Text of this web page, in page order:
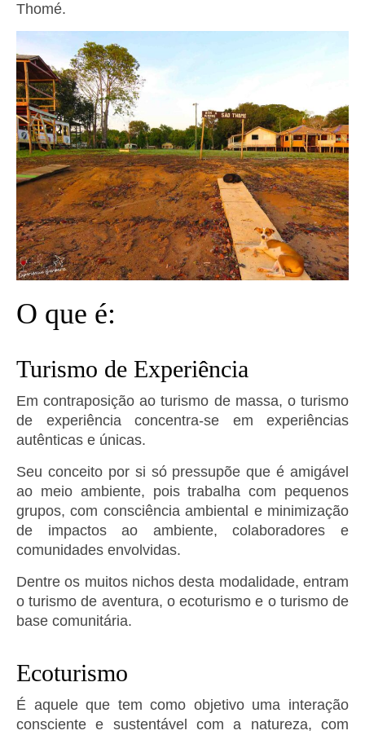
Thomé.
O que é:
Turismo de Experiência
Em contraposição ao turismo de massa, o turismo
de experiência concentra-se em experiências
autênticas e únicas.
Seu conceito por si só pressupõe que é amigável
ao meio ambiente, pois trabalha com pequenos
grupos, com consciência ambiental e minimização
de impactos ao ambiente, colaboradores e
comunidades envolvidas.
Dentre os muitos nichos desta modalidade, entram
o turismo de aventura, o ecoturismo e o turismo de
base comunitária.
Ecoturismo
É aquele que tem como objetivo uma interação
consciente e sustentável com a natureza, com